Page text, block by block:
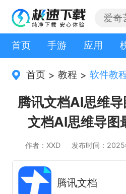
首页 手游 应用
首页 > 教程 > 软件教
腾讯文档AI思维
文档AI思维导图
作者：XXD 发布时间：
腾讯文档